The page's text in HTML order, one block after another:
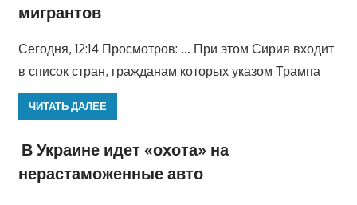
мигрантов
Сегодня, 12:14 Просмотров: … При этом Сирия входит
в список стран, гражданам которых указом Трампа
ЧИТАТЬ ДАЛЕЕ
В Украине идет «охота» на
нерастаможенные авто